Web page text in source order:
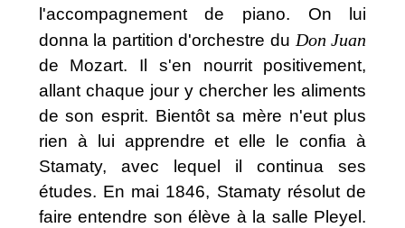
l'accompagnement de piano. On lui
donna la partition d'orchestre duDon Juan
de Mozart. Il s'en nourrit positivement,
allant chaque jour y chercher les aliments
de son esprit. Bientôt sa mère n'eut plus
rien à lui apprendre et elle le confia à
Stamaty, avec lequel il continua ses
études. En mai 1846, Stamaty résolut de
faire entendre son élève à la salle Pleyel.